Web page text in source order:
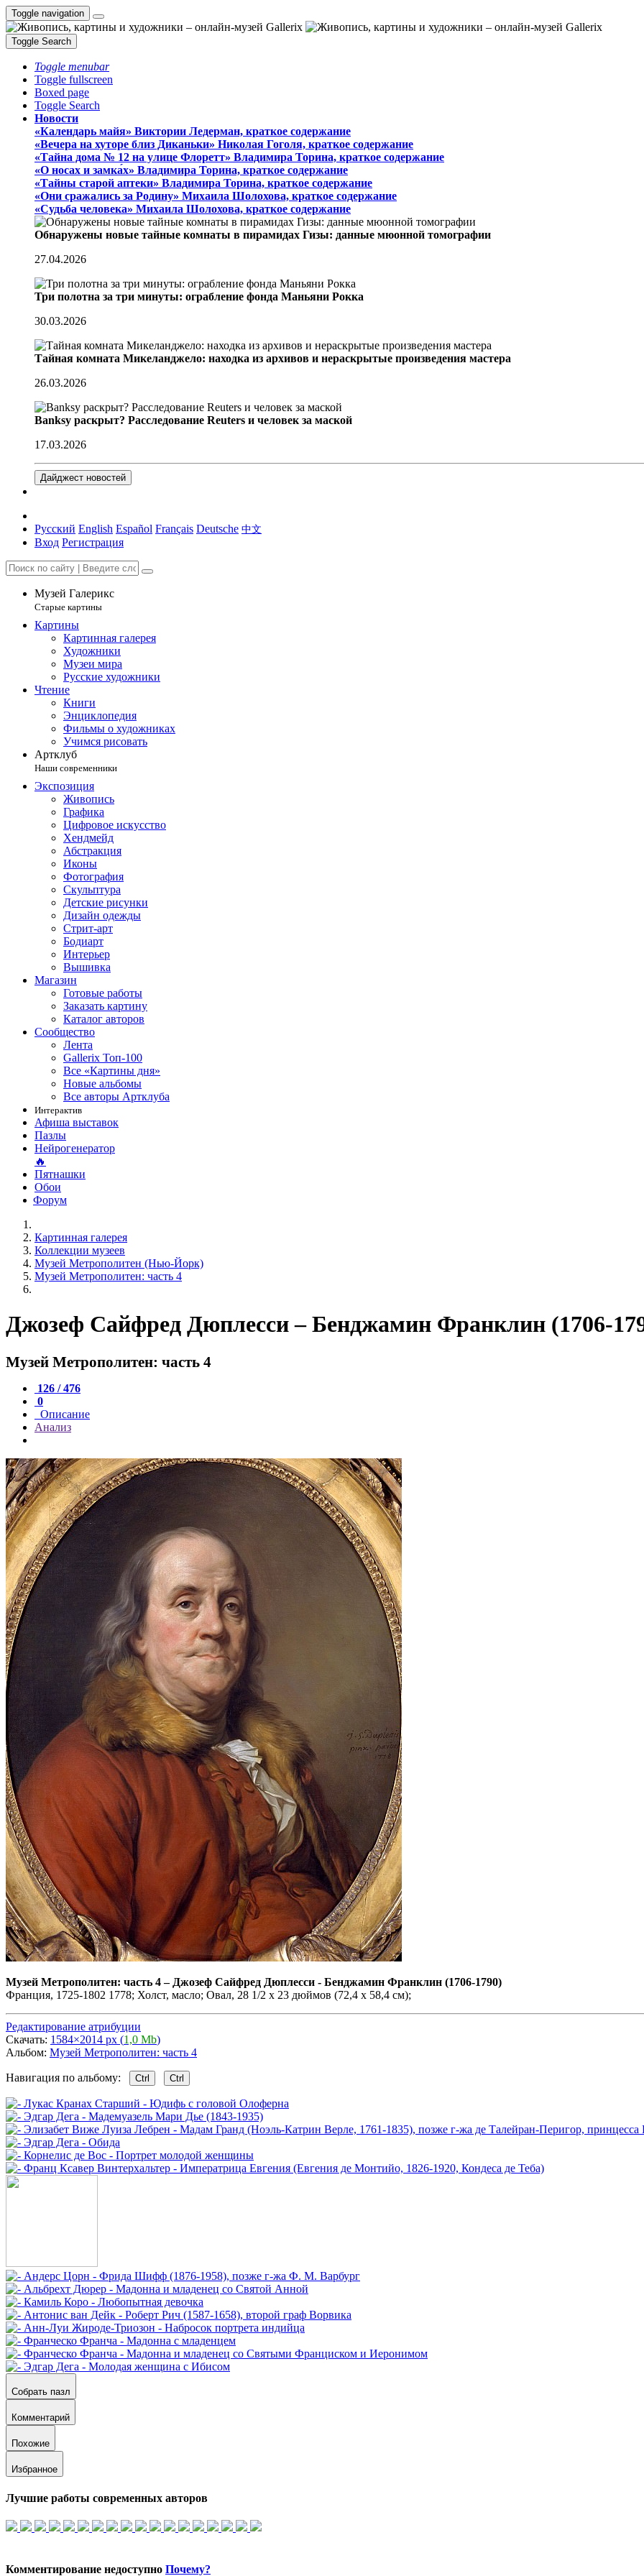
Toggle navigation
Toggle Search
Toggle menubar
Toggle fullscreen
Boxed page
Toggle Search
Новости
«Календарь майя» Виктории Ледерман, краткое содержание
«Вечера на хуторе близ Диканьки» Николая Гоголя, краткое содержание
«Тайна дома № 12 на улице Флоретт» Владимира Торина, краткое содержание
«О носах и замка́х» Владимира Торина, краткое содержание
«Тайны старой аптеки» Владимира Торина, краткое содержание
«Они сражались за Родину» Михаила Шолохова, краткое содержание
«Судьба человека» Михаила Шолохова, краткое содержание
Обнаружены новые тайные комнаты в пирамидах Гизы: данные мюонной томографии
27.04.2026
Три полотна за три минуты: ограбление фонда Маньяни Рокка
30.03.2026
Тайная комната Микеланджело: находка из архивов и нераскрытые произведения мастера
26.03.2026
Banksy раскрыт? Расследование Reuters и человек за маской
17.03.2026
Дайджест новостей
Русский English Español Français Deutsche 中文
Вход Регистрация
Музей Галерикс
Старые картины
Картины
Картинная галерея
Художники
Музеи мира
Русские художники
Чтение
Книги
Энциклопедия
Фильмы о художниках
Учимся рисовать
Артклуб
Наши современники
Экспозиция
Живопись
Графика
Цифровое искусство
Хендмейд
Абстракция
Иконы
Фотография
Скульптура
Детские рисунки
Дизайн одежды
Стрит-арт
Бодиарт
Интерьер
Вышивка
Магазин
Готовые работы
Заказать картину
Каталог авторов
Сообщество
Лента
Gallerix Топ-100
Все «Картины дня»
Новые альбомы
Все авторы Артклуба
Интерактив
Афиша выставок
Пазлы
Нейрогенератор
🔥
Пятнашки
Обои
Форум
Картинная галерея
Коллекции музеев
Музей Метрополитен (Нью-Йорк)
Музей Метрополитен: часть 4
Джозеф Сайфред Дюплесси – Бенджамин Франклин (1706-
Музей Метрополитен: часть 4
126 / 476
0
Описание
Анализ
Музей Метрополитен: часть 4– Джозеф Сайфред Дюплесси - Бенджамин Франклин (1706-1790)
Франция, 1725-1802 1778; Холст, масло; Овал, 28 1/2 х 23 дюймов (72,4 х 58,4 см);
Редактирование атрибуции
Скачать: 1584×2014 px (1,0 Mb)
Альбом: Музей Метрополитен: часть 4
Навигация по альбому: Ctrl Ctrl
Собрать пазл
Комментарий
Похожие
Избранное
Лучшие работы современных авторов
Комментирование недоступно Почему?